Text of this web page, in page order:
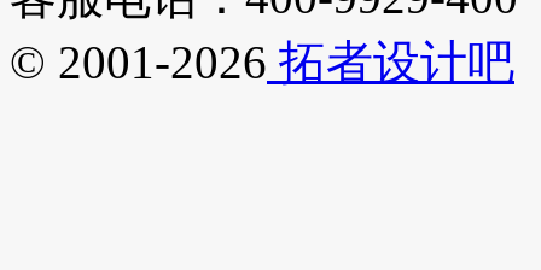
© 2001-2026 拓者设计吧